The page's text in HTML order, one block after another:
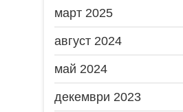
март 2025
август 2024
май 2024
декември 2023